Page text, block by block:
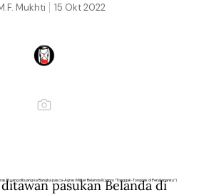
15 Okt 2022
Mukhti
RI yang dibuang ke Bangka pasca-Agresi Militer Belanda II (repro "Tonggak-Tonggak di Perjalananku")
pasukan Belanda di